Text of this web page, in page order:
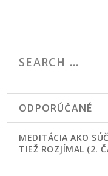
ODPORÚČANÉ
MEDITÁCIA AKO
TIEŽ ROZJÍMAL (2.